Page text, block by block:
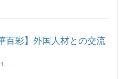
百彩】外国人材との交流